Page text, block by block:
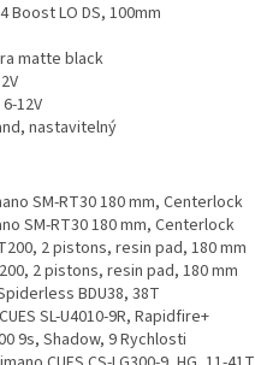
Boost LO DS, 100mm
matte black
12V
nastavitelný
SM-RT30 180 mm, Centerlock
SM-RT30 180 mm, Centerlock
2 pistons, resin pad, 180 mm
2 pistons, resin pad, 180 mm
BDU38, 38T
SL-U4010-9R, Rapidfire+
9s, Shadow, 9 Rychlosti